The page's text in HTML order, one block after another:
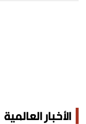
الأخبار العالمية